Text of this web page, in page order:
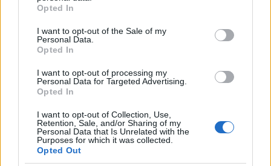
use your data for below specified purposes in below Google
consent section.
Opted In
I want to opt-out of the Sale of my
Personal Data.
Opted In
I want to opt-out of processing my
Personal Data for Targeted Advertising.
Opted In
I want to opt-out of Collection, Use,
Retention, Sale, and/or Sharing of my
Personal Data that Is Unrelated with the
Purposes for which it was collected.
Opted Out